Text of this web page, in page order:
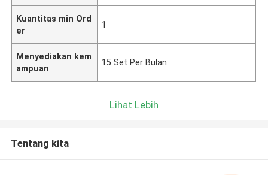
Kuantitas min Ord
er
1
Menyediakan kem
ampuan
15 Set Per Bulan
Lihat Lebih
Tentang kita